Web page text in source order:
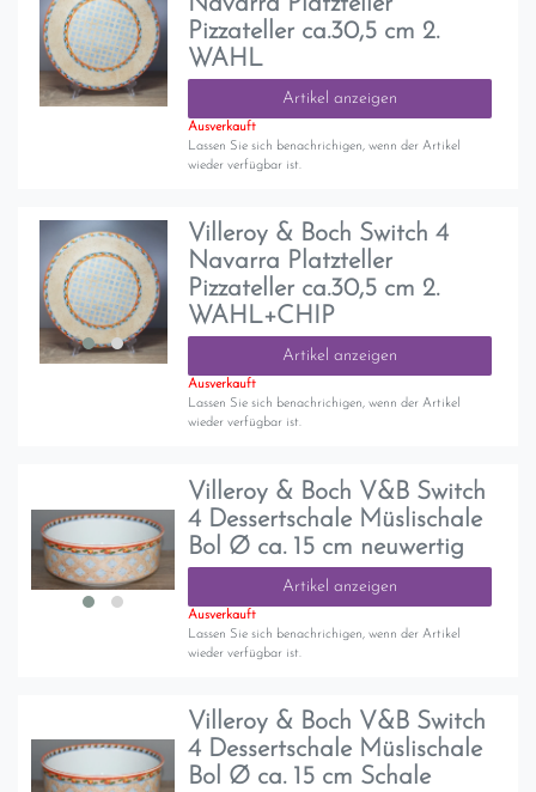
Pizzateller ca.30,5 cm 2.
WAHL
Artikel anzeigen
Ausverkauft
Lassen Sie sich benachrichigen, wenn der Artikel
wieder verfügbar ist.
Villeroy & Boch Switch 4
Navarra Platzteller
Pizzateller ca.30,5 cm 2.
WAHL+CHIP
Artikel anzeigen
Ausverkauft
Lassen Sie sich benachrichigen, wenn der Artikel
wieder verfügbar ist.
Villeroy & Boch V&B Switch
4 Dessertschale Müslischale
Bol Ø ca. 15 cm neuwertig
Artikel anzeigen
Ausverkauft
Lassen Sie sich benachrichigen, wenn der Artikel
wieder verfügbar ist.
Villeroy & Boch V&B Switch
4 Dessertschale Müslischale
Bol Ø ca. 15 cm Schale